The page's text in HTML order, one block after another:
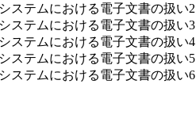
ステムにおける電子文書の扱い2
ステムにおける電子文書の扱い3
ステムにおける電子文書の扱い4
ステムにおける電子文書の扱い5
ステムにおける電子文書の扱い6